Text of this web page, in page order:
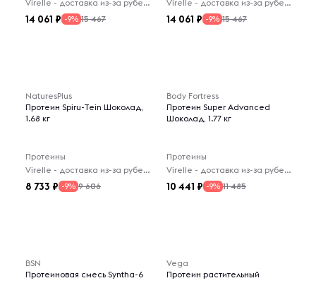
Virelle - доставка из-за рубежа
14 061 -9% 15 467
Virelle - доставка из-за рубежа
14 061 -9% 15 467
NaturesPlus
Протеин Spiru-Tein Шоколад,
1.68 кг
Протеины
Virelle - доставка из-за рубежа
8 733 -9% 9 606
Body Fortress
Протеин Super Advanced
Шоколад, 1.77 кг
Протеины
Virelle - доставка из-за рубежа
10 441 -9% 11 485
BSN
Протеиновая смесь Syntha-6
Vega
Протеин растительный